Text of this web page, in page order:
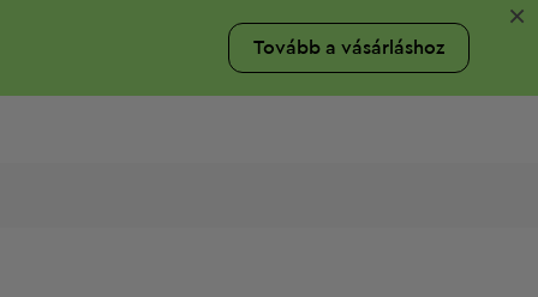
Tovább a vásárláshoz
×